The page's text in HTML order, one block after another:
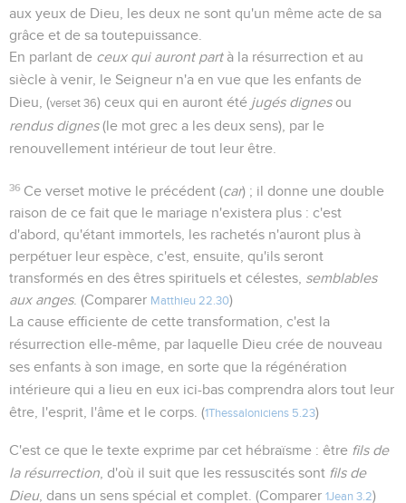
aux yeux de Dieu, les deux ne sont qu'un même acte de sa
grâce et de sa toutepuissance.
En parlant de ceux qui auront partà la résurrection et au
siècle à venir, le Seigneur n'a en vue que les enfants de
Dieu, (verset 36) ceux qui en auront été jugés dignesou
rendus dignes(le mot grec a les deux sens), par le
renouvellement intérieur de tout leur être.
36 Ce verset motive le précédent (car) ; il donne une double
raison de ce fait que le mariage n'existera plus : c'est
d'abord, qu'étant immortels, les rachetés n'auront plus à
perpétuer leur espèce, c'est, ensuite, qu'ils seront
transformés en des êtres spirituels et célestes, semblables
aux anges. (Comparer Matthieu 22.30)
La cause efficiente de cette transformation, c'est la
résurrection elle-même, par laquelle Dieu crée de nouveau
ses enfants à son image, en sorte que la régénération
intérieure qui a lieu en eux ici-bas comprendra alors tout leur
être, l'esprit, l'âme et le corps. (1Thessaloniciens 5.23)
C'est ce que le texte exprime par cet hébraïsme : être fils de
la résurrection , d'où il suit que les ressuscités sont fils de
Dieu, dans un sens spécial et complet. (Comparer 1Jean 3.2)